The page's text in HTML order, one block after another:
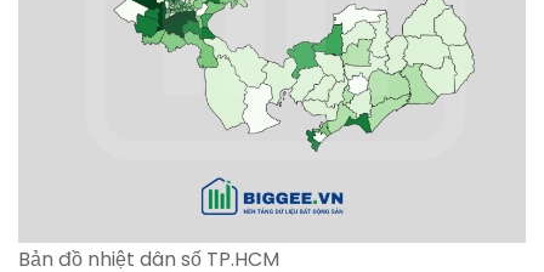
Bản đồ nhiệt dân số TP.HCM